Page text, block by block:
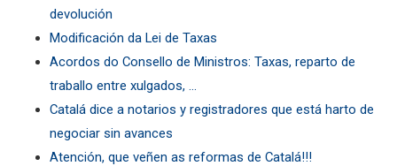
devolución
Modificación da Lei de Taxas
Acordos do Consello de Ministros: Taxas, reparto de
traballo entre xulgados, ...
Catalá dice a notarios y registradores que está harto de
negociar sin avances
Atención, que veñen as reformas de Catalá!!!